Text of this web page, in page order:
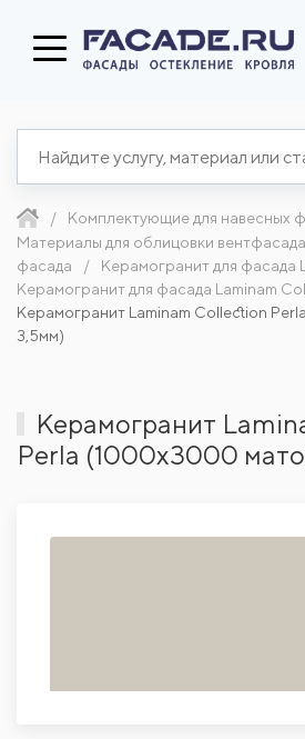
Комплектующие для навесных
Материалы для облицовки вентфасада
фасада
Керамогранит для фасада
Керамогранит для фасада Laminam
Керамогранит Laminam Collection
3,5мм)
Керамогранит
Perla (1000x3000